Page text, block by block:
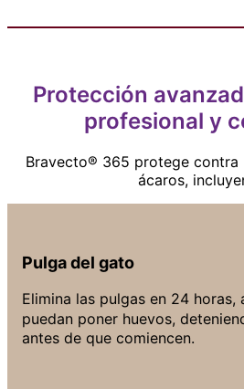
Protección
profesional y
Bravecto® 365 protege contra
ácaros,
Pulga del gato
Elimina las pulgas en 24
puedan poner huevos,
antes de que comiencen.